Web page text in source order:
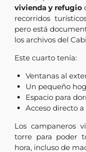
vivienda y refugio
recorridos
pero está
los archivos del
Este cuarto tenía:
Ventanas al
Un pequeño
Espacio para
Acceso directo
Los campaneros
torre para poder
hora, incluso de